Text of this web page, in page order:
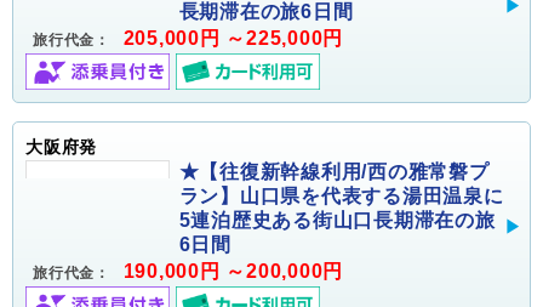
長期滞在の旅6日間
旅行代金： 205,000円 ～225,000円
大阪府発
★【往復新幹線利用/西の雅常磐プ
ラン】山口県を代表する湯田温泉に
5連泊歴史ある街山口長期滞在の旅
6日間
旅行代金： 190,000円 ～200,000円